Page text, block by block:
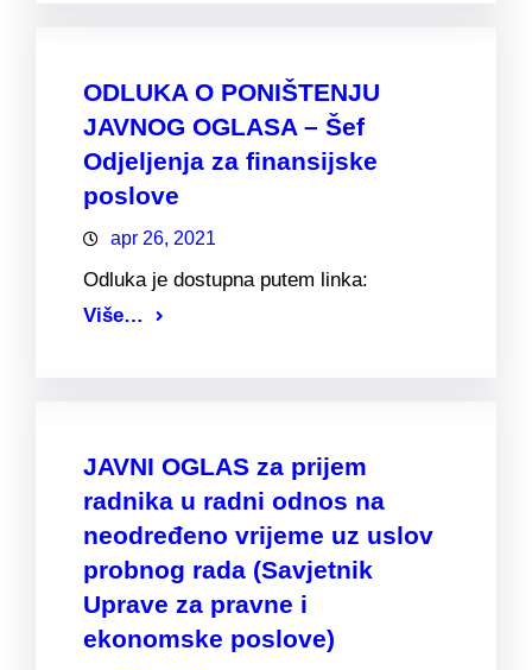
ODLUKA O PONIŠTENJU
JAVNOG OGLASA – Šef
Odjeljenja za finansijske
poslove
apr 26, 2021
Odluka je dostupna putem linka:
Više…
JAVNI OGLAS za prijem
radnika u radni odnos na
neodređeno vrijeme uz uslov
probnog rada (Savjetnik
Uprave za pravne i
ekonomske poslove)